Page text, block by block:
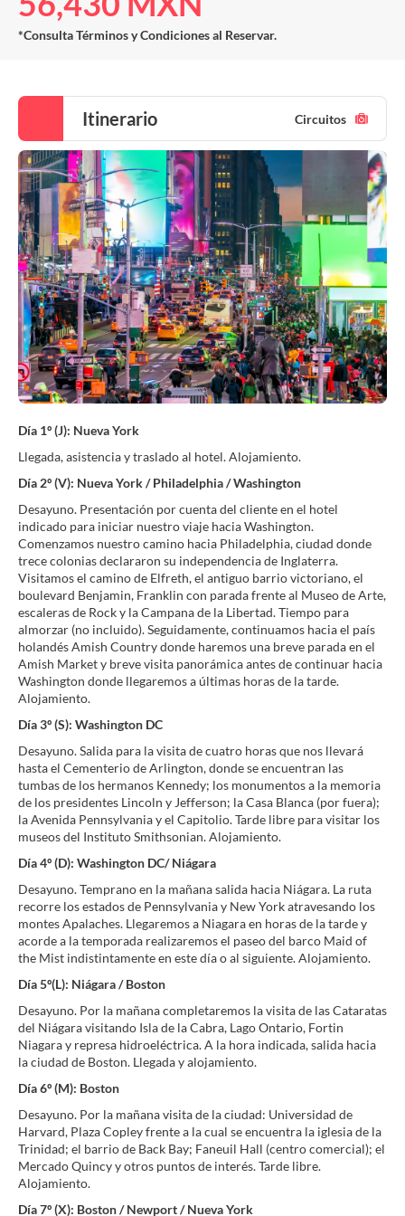
*Consulta Términos y Condiciones al Reservar.
Itinerario Circuitos
Día 1º (J): Nueva York
Llegada, asistencia y traslado al hotel. Alojamiento.
Día 2º (V): Nueva York / Philadelphia / Washington
Desayuno. Presentación por cuenta del cliente en el hotel
indicado para iniciar nuestro viaje hacia Washington.
Comenzamos nuestro camino hacia Philadelphia, ciudad donde
trece colonias declararon su independencia de Inglaterra.
Visitamos el camino de Elfreth, el antiguo barrio victoriano, el
boulevard Benjamin, Franklin con parada frente al Museo de Arte,
escaleras de Rock y la Campana de la Libertad. Tiempo para
almorzar (no incluido). Seguidamente, continuamos hacia el país
holandés Amish Country donde haremos una breve parada en el
Amish Market y breve visita panorámica antes de continuar hacia
Washington donde llegaremos a últimas horas de la tarde.
Alojamiento.
Día 3º (S): Washington DC
Desayuno. Salida para la visita de cuatro horas que nos llevará
hasta el Cementerio de Arlington, donde se encuentran las
tumbas de los hermanos Kennedy; los monumentos a la memoria
de los presidentes Lincoln y Jefferson; la Casa Blanca (por fuera);
la Avenida Pennsylvania y el Capitolio. Tarde libre para visitar los
museos del Instituto Smithsonian. Alojamiento.
Día 4º (D): Washington DC/ Niágara
Desayuno. Temprano en la mañana salida hacia Niágara. La ruta
recorre los estados de Pennsylvania y New York atravesando los
montes Apalaches. Llegaremos a Niagara en horas de la tarde y
acorde a la temporada realizaremos el paseo del barco Maid of
the Mist indistintamente en este día o al siguiente. Alojamiento.
Día 5º(L): Niágara / Boston
Desayuno. Por la mañana completaremos la visita de las Cataratas
del Niágara visitando Isla de la Cabra, Lago Ontario, Fortin
Niagara y represa hidroeléctrica. A la hora indicada, salida hacia
la ciudad de Boston. Llegada y alojamiento.
Día 6º (M): Boston
Desayuno. Por la mañana visita de la ciudad: Universidad de
Harvard, Plaza Copley frente a la cual se encuentra la iglesia de la
Trinidad; el barrio de Back Bay; Faneuil Hall (centro comercial); el
Mercado Quincy y otros puntos de interés. Tarde libre.
Alojamiento.
Día 7º (X): Boston / Newport / Nueva York